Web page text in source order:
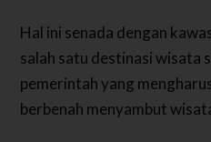
Hal ini senada dengan
salah satu destinasi wisata
pemerintah yang
berbenah menyambut